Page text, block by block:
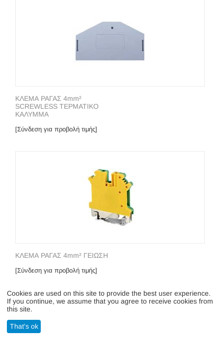
ΚΛΕΜΑ ΡΑΓΑΣ 4mm²
SCREWLESS ΤΕΡΜΑΤΙΚΟ
ΚΑΛΥΜΜΑ
[Σύνδεση για προβολή τιμής]
ΚΛΕΜΑ ΡΑΓΑΣ 4mm² ΓΕΙΩΣΗ
[Σύνδεση για προβολή τιμής]
Cookies are used on this site to provide the best user experience.
If you continue, we assume that you agree to receive cookies from
this site.
That's ok